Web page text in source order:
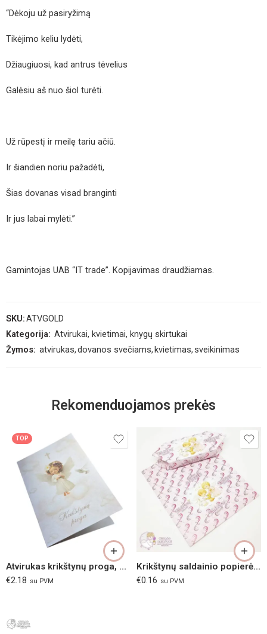
“Dėkoju už pasiryžimą
Tikėjimo keliu lydėti,
Džiaugiuosi, kad antrus tėvelius
Galėsiu aš nuo šiol turėti.
Už rūpestį ir meilę tariu ačiū.
Ir šiandien noriu pažadėti,
Šias dovanas visad branginti
Ir jus labai mylėti.”
Gamintojas UAB “IT trade”. Kopijavimas draudžiamas.
SKU:ATVGOLD
Kategorija: Atvirukai, kvietimai, knygų skirtukai
Žymos: atvirukas,dovanos svečiams, kvietimas, sveikinimas
Rekomenduojamos prekės
TOP
Atvirukas krikštynų proga, mergaitei
€2.18 su PVM
Krikštynų saldainio popierėlis “Angeliukai su šuneliu”
€0.16 su PVM